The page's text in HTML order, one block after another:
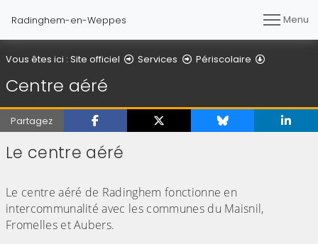
Radinghem-en-Weppes Menu
Vous êtes ici : Site officiel Services Périscolaire
Centre aéré
Partagez
Le centre aéré
Le centre aéré de Radinghem fonctionne en
intercommunalité avec les communes du Maisnil,
Fromelles et Aubers.